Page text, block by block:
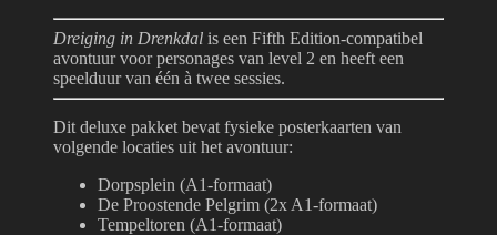
Dreiging in Drenkdal is een Fifth Edition-compatibel
avontuur voor personages van level 2 en heeft een
speelduur van één à twee sessies.
Dit deluxe pakket bevat fysieke posterkaarten van
volgende locaties uit het avontuur:
Dorpsplein (A1-formaat)
De Proostende Pelgrim (2x A1-formaat)
Tempeltoren (A1-formaat)